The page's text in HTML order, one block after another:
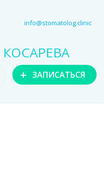
info@stomatolog.clinic
КОСАРЕВА
+ ЗАПИСАТЬСЯ